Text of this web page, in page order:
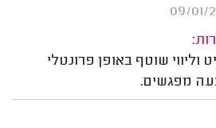
וליווי שוטף באופן פרונטלי
מפגשים.